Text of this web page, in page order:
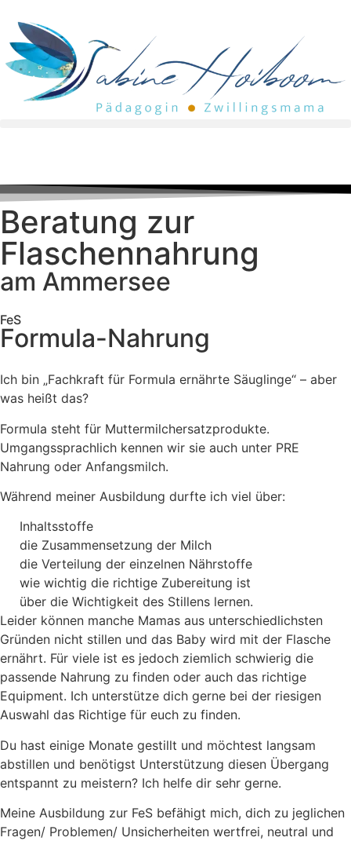
Beratung zur
Flaschennahrung
am Ammersee
FeS
Formula-Nahrung
Ich bin „Fachkraft für Formula ernährte Säuglinge“ – aber
was heißt das?
Formula steht für Muttermilchersatzprodukte.
Umgangssprachlich kennen wir sie auch unter PRE
Nahrung oder Anfangsmilch.
Während meiner Ausbildung durfte ich viel über:
Inhaltsstoffe
die Zusammensetzung der Milch
die Verteilung der einzelnen Nährstoffe
wie wichtig die richtige Zubereitung ist
über die Wichtigkeit des Stillens lernen.
Leider können manche Mamas aus unterschiedlichsten
Gründen nicht stillen und das Baby wird mit der Flasche
ernährt. Für viele ist es jedoch ziemlich schwierig die
passende Nahrung zu finden oder auch das richtige
Equipment. Ich unterstütze dich gerne bei der riesigen
Auswahl das Richtige für euch zu finden.
Du hast einige Monate gestillt und möchtest langsam
abstillen und benötigst Unterstützung diesen Übergang
entspannt zu meistern? Ich helfe dir sehr gerne.
Meine Ausbildung zur FeS befähigt mich, dich zu jeglichen
Fragen/ Problemen/ Unsicherheiten wertfrei, neutral und